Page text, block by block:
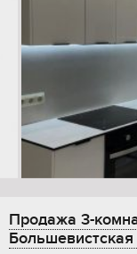
Продажа 3-